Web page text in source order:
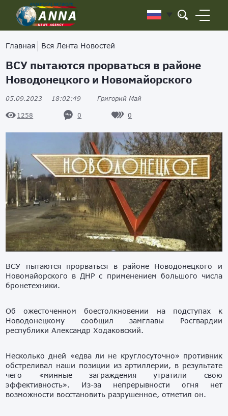
Главная Вся Лента Новостей
ВСУ пытаются прорваться в районе
Новодонецкого и Новомайорского
05.09.2023 18:02:49 Григорий Май
1258 0 0
ВСУ пытаются прорваться в районе Новодонецкого и
Новомайорского в ДНР с применением большого числа
бронетехники.
Об ожесточенном боестолкновении на подступах к
Новодонецкому сообщил замглавы Росгвардии
республики Александр Ходаковский.
Несколько дней «едва ли не круглосуточно» противник
обстреливал наши позиции из артиллерии, в результате
чего «минные заграждения утратили свою
эффективность». Из-за непрерывности огня нет
возможности восстановить разрушенное, отметил он.